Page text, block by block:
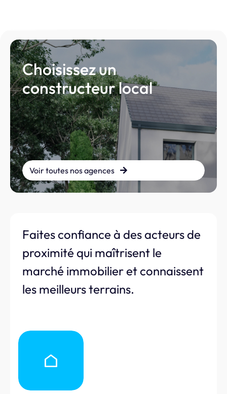
Choisissez un
constructeur local
Voir toutes nos agences
Faites confiance à des acteurs de
proximité qui maîtrisent le
marché immobilier et connaissent
les meilleurs terrains.